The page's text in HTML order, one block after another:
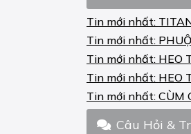
Tin mới nhất:
Tin mới nhất:
Tin mới nhất: HEO
Tin mới nhất: HEO
Tin mới nhất:CÙM
Câu Hỏi &